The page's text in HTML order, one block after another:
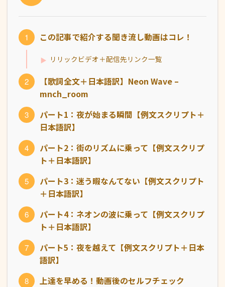
この記事で紹介する聞き流し動画はコレ！
リリックビデオ＋配信先リンク一覧
【歌詞全文＋日本語訳】Neon Wave –
mnch_room
パート1：夜が始まる瞬間【例文スクリプト＋
日本語訳】
パート2：街のリズムに乗って【例文スクリプ
ト＋日本語訳】
パート3：迷う暇なんてない【例文スクリプト
＋日本語訳】
パート4：ネオンの波に乗って【例文スクリプ
ト＋日本語訳】
パート5：夜を越えて【例文スクリプト＋日本
語訳】
上達を早める！動画後のセルフチェック